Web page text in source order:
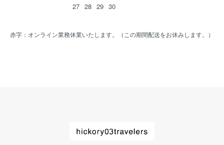
27 28 29 30
赤字：オンライン業務休業いたします。（この期間配送をお休みします。）